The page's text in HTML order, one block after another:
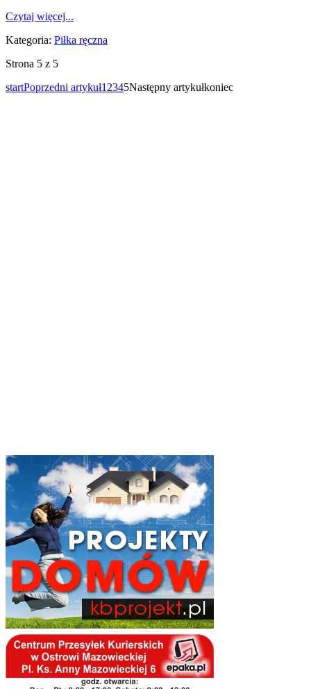
Czytaj więcej...
Kategoria: Piłka ręczna
Strona 5 z 5
startPoprzedni artykuł1 2345Następny artykułkoniec